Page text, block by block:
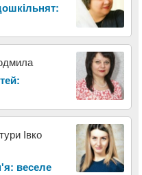
Івко
веселе